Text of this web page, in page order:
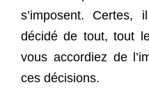
s’imposent.
décidé de tout, tout
vous accordiez de
ces décisions.